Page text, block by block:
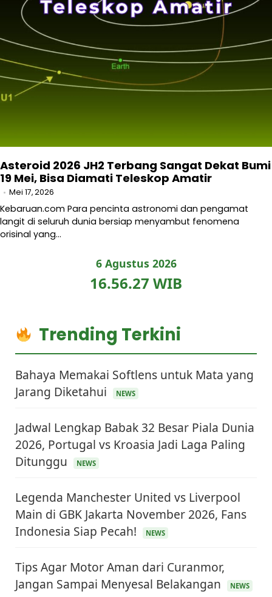
Asteroid 2026 JH2 Terbang Sangat Dekat Bumi
19 Mei, Bisa Diamati Teleskop Amatir
Mei 17, 2026
Kebaruan.com Para pencinta astronomi dan pengamat
langit di seluruh dunia bersiap menyambut fenomena
orisinal yang…
6 Agustus 2026
16.56.27 WIB
Trending Terkini
Bahaya Memakai Softlens untuk Mata yang
Jarang Diketahui
NEWS
Jadwal Lengkap Babak 32 Besar Piala Dunia
2026, Portugal vs Kroasia Jadi Laga Paling
Ditunggu
NEWS
Legenda Manchester United vs Liverpool
Main di GBK Jakarta November 2026, Fans
Indonesia Siap Pecah!
NEWS
Tips Agar Motor Aman dari Curanmor,
Jangan Sampai Menyesal Belakangan
NEWS